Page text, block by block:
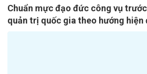
Chuẩn mực đạo đức công vụ
quản trị quốc gia theo hướng hiện